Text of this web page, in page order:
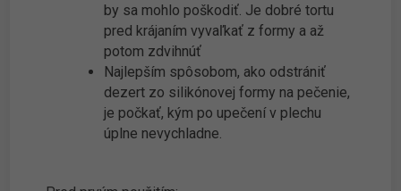
by sa mohlo poškodiť. Je dobré tortu
pred krájaním vyvaľkať z formy a až
potom zdvihnúť
Najlepším spôsobom, ako odstrániť
dezert zo silikónovej formy na pečenie,
je počkať, kým po upečení v plechu
úplne nevychladne.